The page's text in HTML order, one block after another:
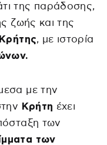
της παράδοσης,
ζωής και της
, με ιστορία
με την
Κρήτη έχει
των
των